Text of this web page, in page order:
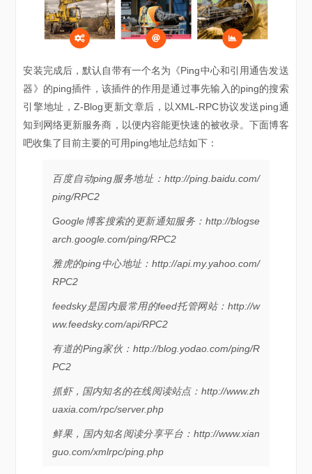
安装完成后，默认自带有一个名为《Ping中心和引用通告发送
器》的ping插件，该插件的作用是通过事先输入的ping的搜索
引擎地址，Z-Blog更新文章后，以XML-RPC协议发送ping通
知到网络更新服务商，以便内容能更快速的被收录。下面博客
吧收集了目前主要的可用ping地址总结如下：
百度自动ping服务地址：http://ping.baidu.com/
ping/RPC2
Google博客搜索的更新通知服务：http://blogse
arch.google.com/ping/RPC2
雅虎的ping中心地址：http://api.my.yahoo.com/
RPC2
feedsky是国内最常用的feed托管网站：http://w
ww.feedsky.com/api/RPC2
有道的Ping家伙：http://blog.yodao.com/ping/R
PC2
抓虾，国内知名的在线阅读站点：http://www.zh
uaxia.com/rpc/server.php
鲜果，国内知名阅读分享平台：http://www.xian
guo.com/xmlrpc/ping.php